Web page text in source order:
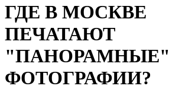
ГДЕ В МОСКВЕ
ПЕЧАТАЮТ
"ПАНОРАМНЫЕ"
ФОТОГРАФИИ?